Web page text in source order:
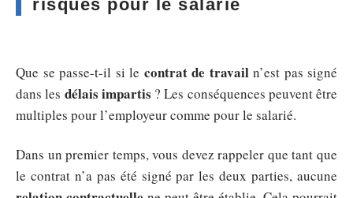
risques pour le salarié
Que se passe-t-il si le contrat de travailn’est pas signé
dans les délais impartis ? Les conséquences peuvent être
multiples pour l’employeur comme pour le salarié.
Dans un premier temps, vous devez rappeler que tant que
le contrat n’a pas été signé par les deux parties, aucune